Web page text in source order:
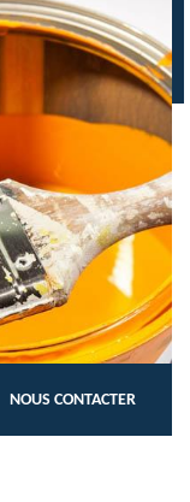
NOUS CONTACTER